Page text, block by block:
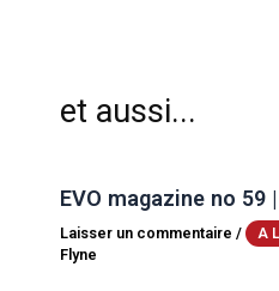
et aussi...
EVO magazine no 59
Laisser un commentaire / A
Flyne